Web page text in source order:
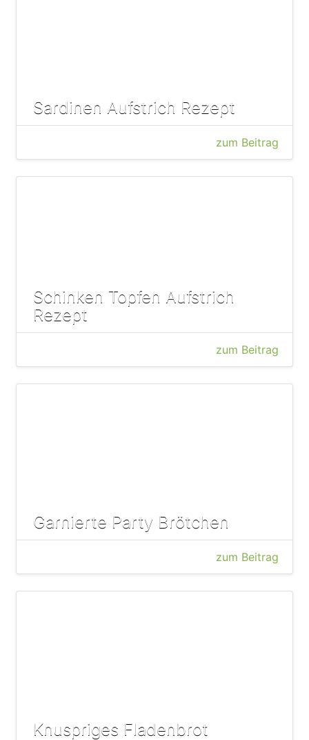
Sardinen Aufstrich Rezept
zum Beitrag
Schinken Topfen Aufstrich
Rezept
zum Beitrag
Garnierte Party Brötchen
zum Beitrag
Knuspriges Fladenbrot